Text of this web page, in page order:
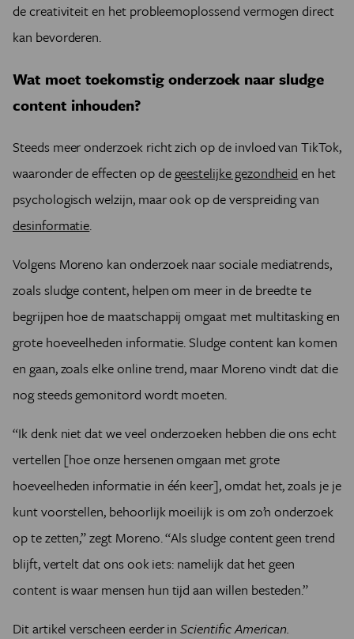
de creativiteit en het probleemoplossend vermogen direct
kan bevorderen.
Wat moet toekomstig onderzoek naar sludge
content inhouden?
Steeds meer onderzoek richt zich op de invloed van TikTok,
waaronder de effecten op de geestelijke gezondheid en het
psychologisch welzijn, maar ook op de verspreiding van
desinformatie.
Volgens Moreno kan onderzoek naar sociale mediatrends,
zoals sludge content, helpen om meer in de breedte te
begrijpen hoe de maatschappij omgaat met multitasking en
grote hoeveelheden informatie. Sludge content kan komen
en gaan, zoals elke online trend, maar Moreno vindt dat die
nog steeds gemonitord wordt moeten.
“Ik denk niet dat we veel onderzoeken hebben die ons echt
vertellen [hoe onze hersenen omgaan met grote
hoeveelheden informatie in één keer], omdat het, zoals je je
kunt voorstellen, behoorlijk moeilijk is om zo’n onderzoek
op te zetten,” zegt Moreno. “Als sludge content geen trend
blijft, vertelt dat ons ook iets: namelijk dat het geen
content is waar mensen hun tijd aan willen besteden.”
Dit artikel verscheen eerder inScientific American.